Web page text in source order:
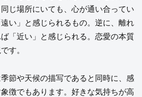
じ場所にいても、心が通い合ってい
い」と感じられるもの。逆に、離れ
「近い」と感じられる。恋愛の本質
す。
節や天候の描写であると同時に、感
徴でもあります。好きな気持ちが高